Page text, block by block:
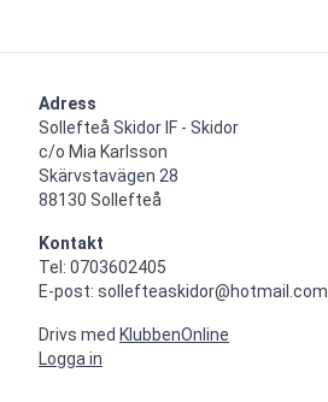
Adress
Sollefteå Skidor IF - Skidor
c/o Mia Karlsson
Skärvstavägen 28
88130 Sollefteå
Kontakt
Tel: 0703602405
E-post: sollefteaskidor@hotmail.com
Drivs med KlubbenOnline
Logga in